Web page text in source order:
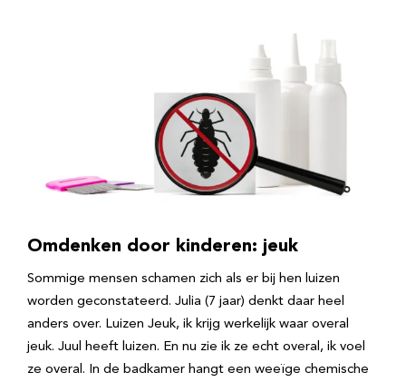
Omdenken door kinderen: jeuk
Sommige mensen schamen zich als er bij hen luizen
worden geconstateerd. Julia (7 jaar) denkt daar heel
anders over. Luizen Jeuk, ik krijg werkelijk waar overal
jeuk. Juul heeft luizen. En nu zie ik ze echt overal, ik voel
ze overal. In de badkamer hangt een weeïge chemische